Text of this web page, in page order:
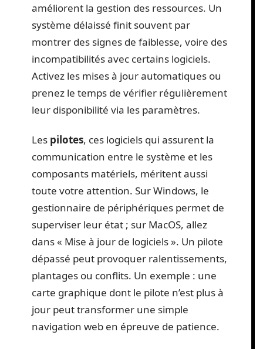
améliorent la gestion des ressources. Un
système délaissé finit souvent par
montrer des signes de faiblesse, voire des
incompatibilités avec certains logiciels.
Activez les mises à jour automatiques ou
prenez le temps de vérifier régulièrement
leur disponibilité via les paramètres.
Les pilotes, ces logiciels qui assurent la
communication entre le système et les
composants matériels, méritent aussi
toute votre attention. Sur Windows, le
gestionnaire de périphériques permet de
superviser leur état ; sur MacOS, allez
dans « Mise à jour de logiciels ». Un pilote
dépassé peut provoquer ralentissements,
plantages ou conflits. Un exemple : une
carte graphique dont le pilote n’est plus à
jour peut transformer une simple
navigation web en épreuve de patience.